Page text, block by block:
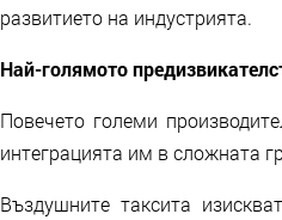
развитието на индустрията.
Най-голямото
Повечето големи
интеграцията им в сложната
Въздушните таксита